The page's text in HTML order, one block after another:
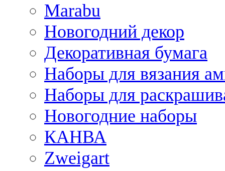
Marabu
Новогодний декор
Декоративная бумага
Наборы для вязания
Наборы для
Новогодние наборы
КАНВА
Zweigart